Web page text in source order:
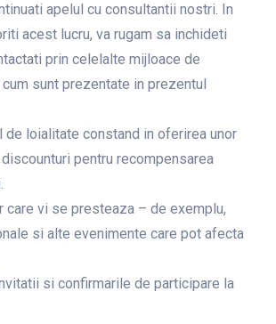
apelul cu consultantii nostri. In
acest lucru, va rugam sa inchideti
prin celelalte mijloace de
sunt prezentate in prezentul
de loialitate constand in oferirea unor
pentru recompensarea
care vi se presteaza – de exemplu,
si alte evenimente care pot afecta
si confirmarile de participare la